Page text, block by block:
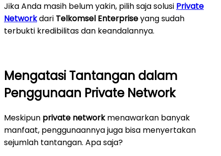
Jika Anda masih belum yakin, pilih saja solusi Private
Networkdari Telkomsel Enterpriseyang sudah
terbukti kredibilitas dan keandalannya.
Mengatasi Tantangan dalam
Penggunaan Private Network
Meskipun private networkmenawarkan banyak
manfaat, penggunaannya juga bisa menyertakan
sejumlah tantangan. Apa saja?